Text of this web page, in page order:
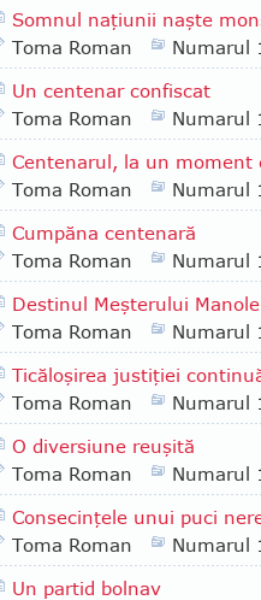
Somnul naţiunii naşte
Toma Roman
Numarul
Un centenar confiscat
Toma Roman
Numarul
Centenarul, la un moment
Toma Roman
Numarul
Cumpăna centenară
Toma Roman
Numarul
Destinul Meşterului Manole
Toma Roman
Numarul
Ticăloşirea justiţiei
Toma Roman
Numarul
O diversiune reuşită
Toma Roman
Numarul
Consecinţele unui puci
Toma Roman
Numarul
Un partid bolnav